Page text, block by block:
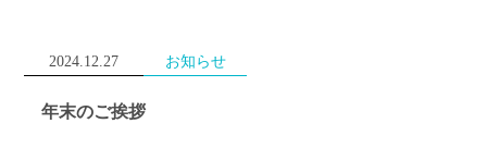
2024.12.27 お知らせ
年末のご挨拶